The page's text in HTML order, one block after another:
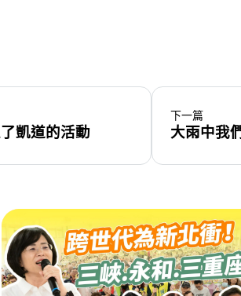
凱道的活動
下一篇
大雨中我